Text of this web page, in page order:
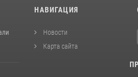
НАВИГАЦИЯ
Новости
Карта сайта